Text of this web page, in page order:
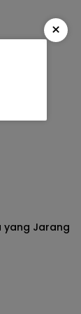
yang Jarang
×